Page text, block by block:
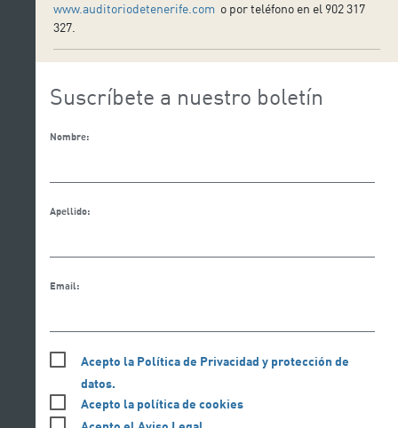
www.auditoriodetenerife.com o por teléfono en el 902 317
327.
Suscríbete a nuestro boletín
Nombre:
Apellido:
Email:
Acepto la Política de Privacidad y protección de
datos.
Acepto la política de cookies